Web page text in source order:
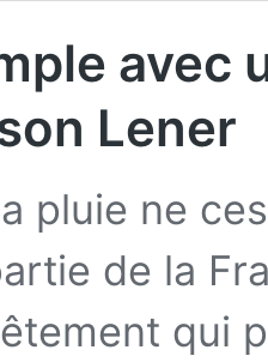
avec
Lener
pluie ne
de la
qui